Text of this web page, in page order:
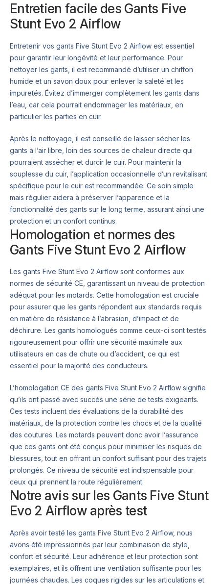
Entretien facile des Gants Five
Stunt Evo 2 Airflow
Entretenir vos gants Five Stunt Evo 2 Airflow est essentiel
pour garantir leur longévité et leur performance. Pour
nettoyer les gants, il est recommandé d’utiliser un chiffon
humide et un savon doux pour enlever la saleté et les
impuretés. Évitez d’immerger complètement les gants dans
l’eau, car cela pourrait endommager les matériaux, en
particulier les parties en cuir.
Après le nettoyage, il est conseillé de laisser sécher les
gants à l’air libre, loin des sources de chaleur directe qui
pourraient assécher et durcir le cuir. Pour maintenir la
souplesse du cuir, l’application occasionnelle d’un revitalisant
spécifique pour le cuir est recommandée. Ce soin simple
mais régulier aidera à préserver l’apparence et la
fonctionnalité des gants sur le long terme, assurant ainsi une
protection et un confort continus.
Homologation et normes des
Gants Five Stunt Evo 2 Airflow
Les gants Five Stunt Evo 2 Airflow sont conformes aux
normes de sécurité CE, garantissant un niveau de protection
adéquat pour les motards. Cette homologation est cruciale
pour assurer que les gants répondent aux standards requis
en matière de résistance à l’abrasion, d’impact et de
déchirure. Les gants homologués comme ceux-ci sont testés
rigoureusement pour offrir une sécurité maximale aux
utilisateurs en cas de chute ou d’accident, ce qui est
essentiel pour la majorité des conducteurs.
L’homologation CE des gants Five Stunt Evo 2 Airflow signifie
qu’ils ont passé avec succès une série de tests exigeants.
Ces tests incluent des évaluations de la durabilité des
matériaux, de la protection contre les chocs et de la qualité
des coutures. Les motards peuvent donc avoir l’assurance
que ces gants ont été conçus pour minimiser les risques de
blessures, tout en offrant un confort suffisant pour des trajets
prolongés. Ce niveau de sécurité est indispensable pour
ceux qui prennent la route régulièrement.
Notre avis sur les Gants Five Stunt
Evo 2 Airflow après test
Après avoir testé les gants Five Stunt Evo 2 Airflow, nous
avons été impressionnés par leur combinaison de style,
confort et sécurité. Leur adhérence et leur protection sont
exemplaires, et ils offrent une ventilation suffisante pour les
journées chaudes. Les coques rigides sur les articulations et